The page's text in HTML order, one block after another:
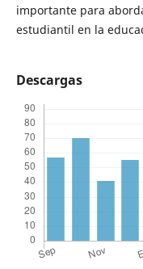
importante para
estudiantil en la
Descargas